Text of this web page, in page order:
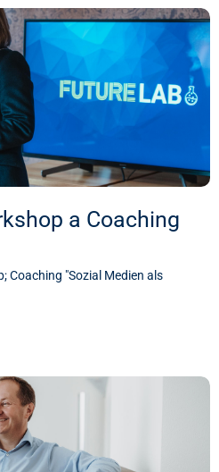
a Coaching
Coaching "Sozial Medien als